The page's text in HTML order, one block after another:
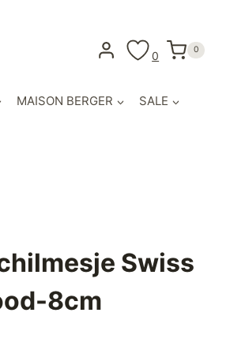
0 0
MAISON BERGER SALE
Swiss
8cm